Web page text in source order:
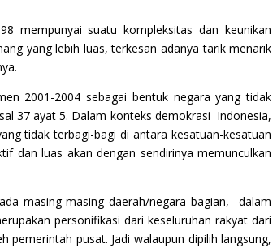
mempunyai suatu kompleksitas dan keunikan
yang lebih luas, terkesan adanya tarik menarik
2001-2004 sebagai bentuk negara yang tidak
37 ayat 5. Dalam konteks demokrasi Indonesia,
tidak terbagi-bagi di antara kesatuan-kesatuan
dan luas akan dengan sendirinya memunculkan
masing-masing daerah/negara bagian, dalam
personifikasi dari keseluruhan rakyat dari
pemerintah pusat. Jadi walaupun dipilih langsung,